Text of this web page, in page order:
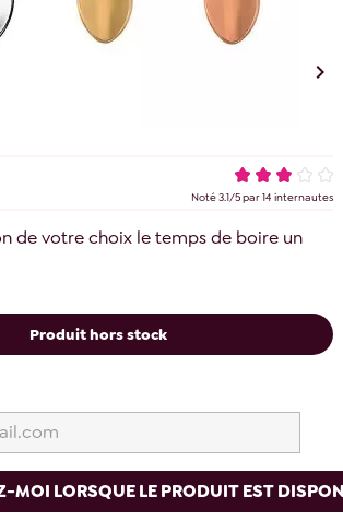

Noté3.1/5par14 internautes
de votre choix le temps de boire un
Produit hors stock
MOI LORSQUE LE PRODUIT EST